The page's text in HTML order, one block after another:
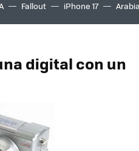
Fallout iPhone 17
digital con un